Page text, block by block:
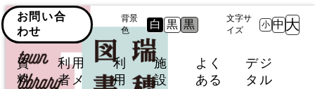
お問い合
わせ
背景
色
白 黒 黒
文字サ
イズ
小 中 大
資
料
利用
者メ
利
用
施
設
よく
ある
デジ
タル